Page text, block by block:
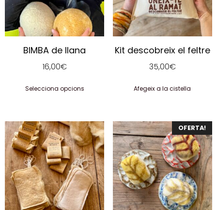
BIMBA de llana
16,00€
Selecciona opcions
Kit descobreix el feltre
35,00€
Afegeix a la cistella
OFERTA!